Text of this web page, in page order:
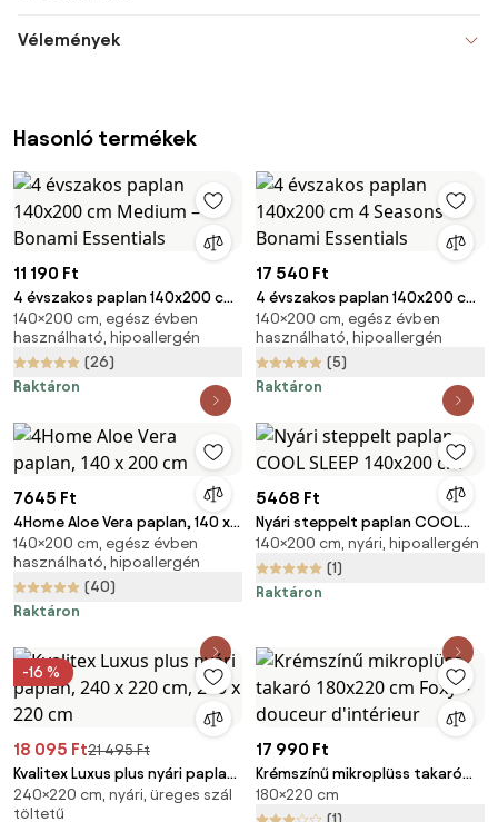
Vélemények
Hasonló termékek
11 190 Ft
4 évszakos paplan 140x200 cm
Medium – Bonami Essentials
140×200 cm, egész évben
használható, hipoallergén
(26)
Raktáron
17 540 Ft
4 évszakos paplan 140x200 cm
4 Seasons – Bonami Essentials
140×200 cm, egész évben
használható, hipoallergén
(5)
Raktáron
7645 Ft
4Home Aloe Vera paplan, 140 x
200 cm
140×200 cm, egész évben
használható, hipoallergén
(40)
Raktáron
5468 Ft
Nyári steppelt paplan COOL
SLEEP 140x200 cm
140×200 cm, nyári, hipoallergén
(1)
Raktáron
-16 %
18 095 Ft21 495 Ft
Kvalitex Luxus plus nyári paplan,
240 x 220 cm, 240 x 220 cm
240×220 cm, nyári, üreges szál
töltetű
17 990 Ft
Krémszínű mikroplüss takaró
180x220 cm Foxy – douceur
d'intérieur
180×220 cm